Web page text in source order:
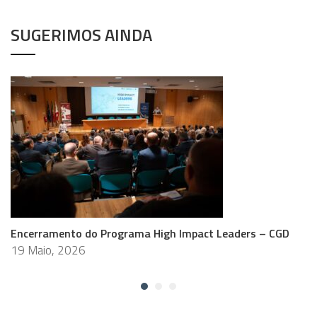
SUGERIMOS AINDA
Encerramento do Programa High Impact Leaders – CGD
19 Maio, 2026